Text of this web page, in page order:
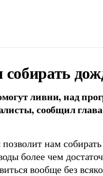
ливни, над
сообщил
нам
более чем
вообще без